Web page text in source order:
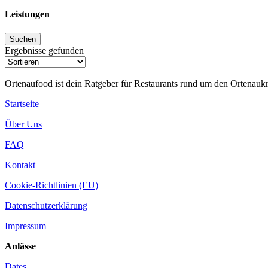
Leistungen
Ergebnisse gefunden
Ortenaufood ist dein Ratgeber für Restaurants rund um den
Startseite
Über Uns
FAQ
Kontakt
Cookie-Richtlinien (EU)
Datenschutzerklärung
Impressum
Anlässe